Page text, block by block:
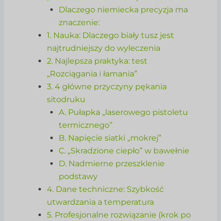
Dlaczego niemiecka precyzja ma
znaczenie:
1. Nauka: Dlaczego biały tusz jest
najtrudniejszy do wyleczenia
2. Najlepsza praktyka: test
„Rozciągania i łamania”
3. 4 główne przyczyny pękania
sitodruku
A. Pułapka „laserowego pistoletu
termicznego”
B. Napięcie siatki „mokrej”
C. „Skradzione ciepło” w bawełnie
D. Nadmierne przeszklenie
podstawy
4. Dane techniczne: Szybkość
utwardzania a temperatura
5. Profesjonalne rozwiązanie (krok po